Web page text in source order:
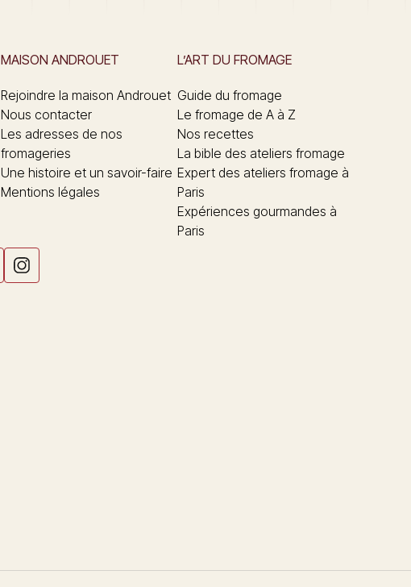
MAISON ANDROUET
Rejoindre la maison Androuet
Nous contacter
Les adresses de nos
fromageries
Une histoire et un savoir-faire
Mentions légales
L’ART DU FROMAGE
Guide du fromage
Le fromage de A à Z
Nos recettes
La bible des ateliers fromage
Expert des ateliers fromage à
Paris
Expériences gourmandes à
Paris